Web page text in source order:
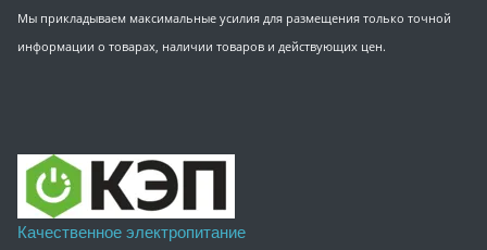
Мы прикладываем максимальные усилия для размещения только точной
информации о товарах, наличии товаров и действующих цен.
Качественное электропитание